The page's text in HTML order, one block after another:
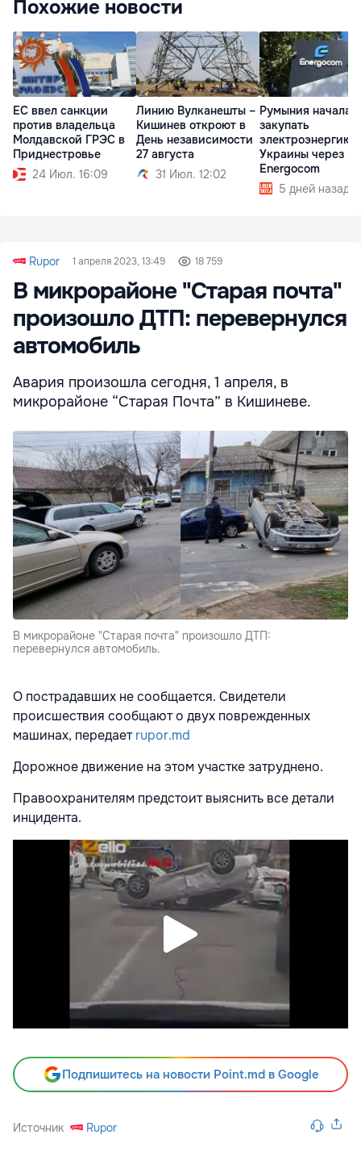
Похожие новости
ЕС ввел санкции
против владельца
Молдавской ГРЭС в
Приднестровье
24 Июл. 16:09
Линию Вулканешты –
Кишинев откроют в
День независимости
27 августа
31 Июл. 12:02
Румыния начала
закупать
электроэнергию
Украины через
Energocom
5 дней назад
Rupor 1 апреля 2023, 13:49 18 759
В микрорайоне "Старая почта"
произошло ДТП: перевернулся
автомобиль
Авария произошла сегодня, 1 апреля, в
микрорайоне “Старая Почта” в Кишиневе.
В микрорайоне "Старая почта" произошло ДТП:
перевернулся автомобиль.
О пострадавших не сообщается. Свидетели
происшествия сообщают о двух поврежденных
машинах, передаетrupor.md
Дорожное движение на этом участке затруднено.
Правоохранителям предстоит выяснить все детали
инцидента.
Подпишитесь на новости Point.md в Google
Источник Rupor